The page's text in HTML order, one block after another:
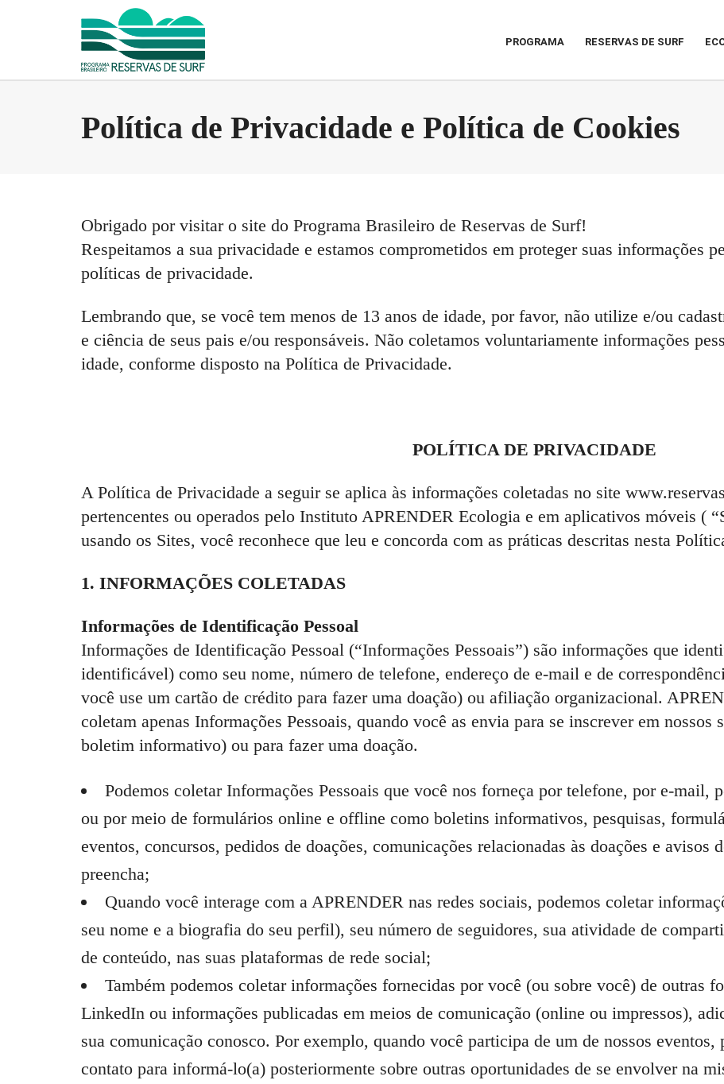
PROGRAMA RESERVAS DE SURF
Política de Privacidade e Política de Cookies
Obrigado por visitar o site do Programa Brasileiro de Reservas de Surf!
Respeitamos a sua privacidade e estamos comprometidos em proteger suas informações
políticas de privacidade.
Lembrando que, se você tem menos de 13 anos de idade, por favor, não utilize e/ou
e ciência de seus pais e/ou responsáveis. Não coletamos voluntariamente informações
idade, conforme disposto na Política de Privacidade.
POLÍTICA DE PRIVACIDADE
A Política de Privacidade a seguir se aplica às informações coletadas no site
pertencentes ou operados pelo Instituto APRENDER Ecologia e em aplicativos móveis (
usando os Sites, você reconhece que leu e concorda com as práticas descritas nesta
1. INFORMAÇÕES COLETADAS
Informações de Identificação Pessoal
Informações de Identificação Pessoal (“Informações Pessoais”) são informações que
identificável) como seu nome, número de telefone, endereço de e-mail e de
você use um cartão de crédito para fazer uma doação) ou afiliação organizacional.
coletam apenas Informações Pessoais, quando você as envia para se inscrever em nossos
boletim informativo) ou para fazer uma doação.
Podemos coletar Informações Pessoais que você nos forneça por telefone, por e-mail,
ou por meio de formulários online e offline como boletins informativos, pesquisas,
eventos, concursos, pedidos de doações, comunicações relacionadas às doações e avisos
preencha;
Quando você interage com a APRENDER nas redes sociais, podemos coletar
seu nome e a biografia do seu perfil), seu número de seguidores, sua atividade de
de conteúdo, nas suas plataformas de rede social;
Também podemos coletar informações fornecidas por você (ou sobre você) de outras
LinkedIn ou informações publicadas em meios de comunicação (online ou impressos),
sua comunicação conosco. Por exemplo, quando você participa de um de nossos eventos,
contato para informá-lo(a) posteriormente sobre outras oportunidades de se envolver na